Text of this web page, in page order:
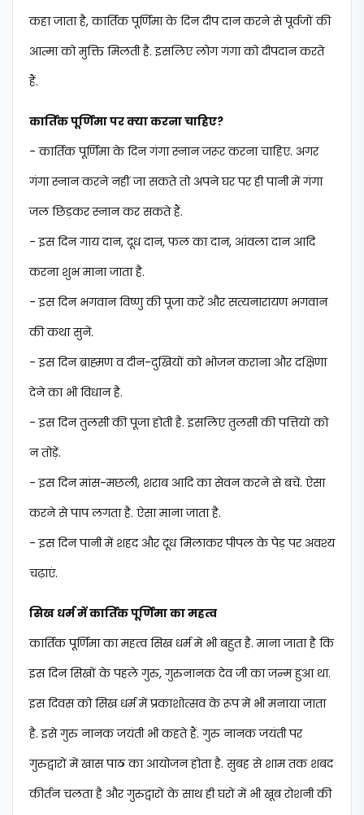
कहा जाता है, कार्तिक पूर्णिमा के दिन दीप दान करने से पूर्वजों की
आत्मा को मुक्ति मिलती है. इसलिए लोग गंगा को दीपदान करते
हैं.
कार्तिक पूर्णिमा पर क्या करना चाहिए?
- कार्तिक पूर्णिमा के दिन गंगा स्नान जरूर करना चाहिए. अगर
गंगा स्नान करने नहीं जा सकते तो अपने घर पर ही पानी में गंगा
जल छिड़कर स्नान कर सकते हैं.
- इस दिन गाय दान, दूध दान, फल का दान, आंवला दान आदि
करना शुभ माना जाता है.
- इस दिन भगवान विष्णु की पूजा करें और सत्यनारायण भगवान
की कथा सुनें.
- इस दिन ब्राह्मण व दीन-दुखियों को भोजन कराना और दक्षिणा
देने का भी विधान है.
- इस दिन तुलसी की पूजा होती है. इसलिए तुलसी की पत्तियों को
न तोड़ें.
- इस दिन मांस-मछली, शराब आदि का सेवन करने से बचें. ऐसा
करने से पाप लगता है. ऐसा माना जाता है.
- इस दिन पानी में शहद और दूध मिलाकर पीपल के पेड़ पर अवश्य
चढ़ाएं.
सिख धर्म में कार्तिक पूर्ण‍िमा का महत्व
कार्तिक पूर्ण‍िमा का महत्व सिख धर्म में भी बहुत है. माना जाता है कि
इस दिन सिखों के पहले गुरु, गुरुनानक देव जी का जन्म हुआ था.
इस दिवस को सिख धर्म में प्रकाशोत्सव के रूप में भी मनाया जाता
है. इसे गुरु नानक जयंती भी कहते हैं. गुरु नानक जयंती पर
गुरुद्वारों में खास पाठ का आयोजन होता है. सुबह से शाम तक शबद
की‍र्तन चलता है और गुरुद्वारों के साथ ही घरों में भी खूब रोशनी की